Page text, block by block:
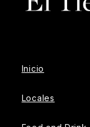
Inicio
Locales